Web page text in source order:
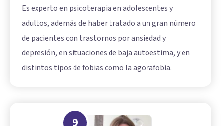
Es experto en psicoterapia en adolescentes y
adultos, además de haber tratado a un gran número
de pacientes con trastornos por ansiedad y
depresión, en situaciones de baja autoestima, y en
distintos tipos de fobias como la agorafobia.
9